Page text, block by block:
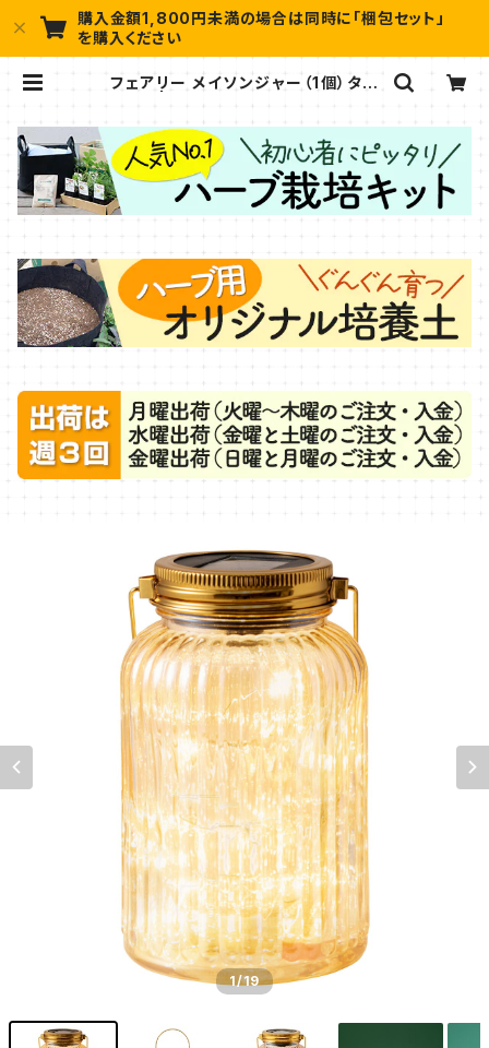
購入金額1,800円未満の場合は同時に「梱包セット」
を購入ください
フェアリー メイソンジャー（1個）タカ
1/19